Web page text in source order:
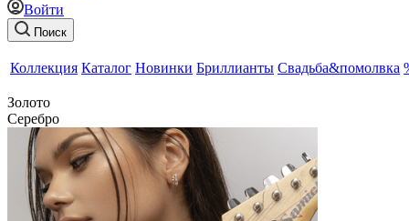
Войти
Поиск
Коллекция Каталог Новинки Бриллианты Свадьба&помолвка
Золото
Серебро